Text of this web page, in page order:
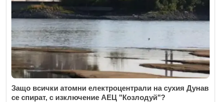
Защо всички атомни електроцентрали на сухия Дунав
се спират, с изключение АЕЦ "Козлодуй"?